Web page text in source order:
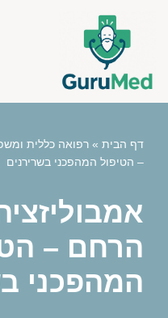
content
דף הבית » רפואה כללית
– הטיפול המהפכני בשרירנים
הרחם –
המהפכני